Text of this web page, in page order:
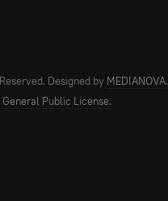
Designed by MEDIANOVA.
General Public License.